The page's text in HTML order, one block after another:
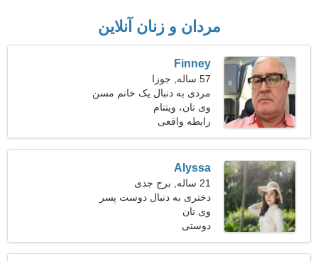
مردان و زنان آنلاین
Finney
57 ساله, جوزا
مردی به دنبال یک خانم مسن
وی تان، ویتنام
رابطه واقعی
Alyssa
21 ساله, برج جدی
دختری به دنبال دوست پسر
وی تان
دوستی